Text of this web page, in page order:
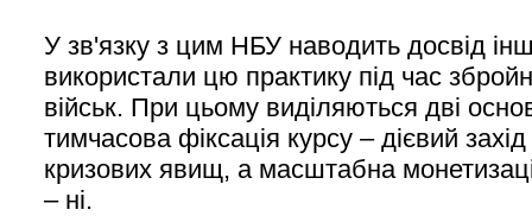
У зв'язку з цим НБУ наводить досвід
використали цю практику під час
військ. При цьому виділяються дві
тимчасова фіксація курсу – дієвий
кризових явищ, а масштабна
– ні.